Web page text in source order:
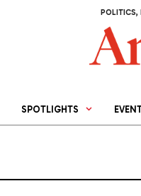
POLITICS,
SPOTLIGHTS